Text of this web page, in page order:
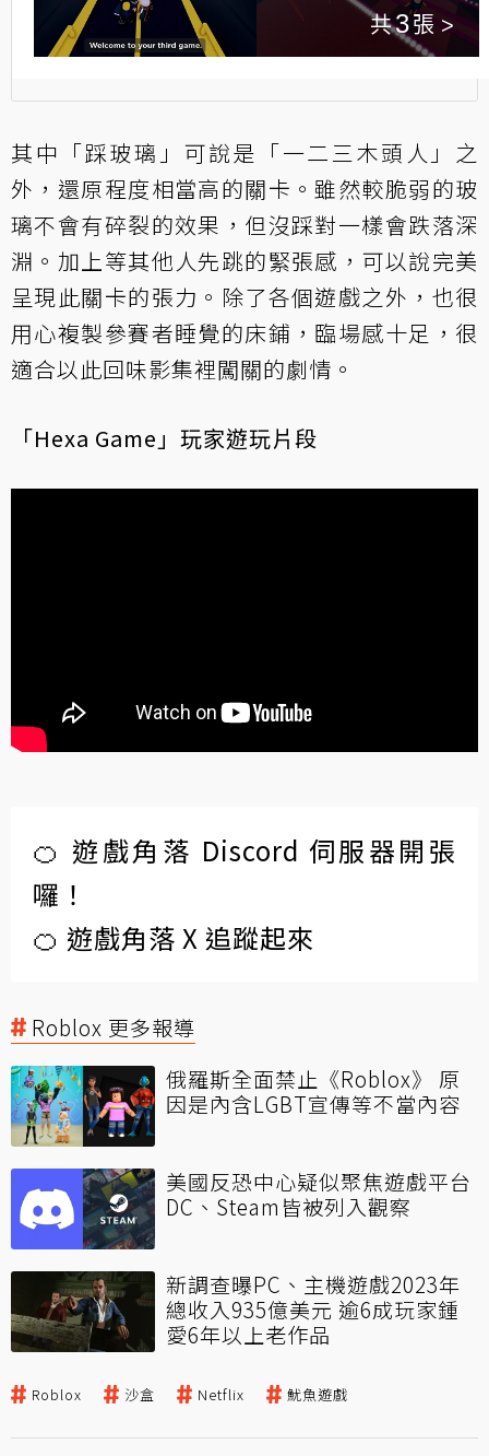
3
其中「踩玻璃」可說是「一二三木頭人」之
外，還原程度相當高的關卡。雖然較脆弱的玻
璃不會有碎裂的效果，但沒踩對一樣會跌落深
淵。加上等其他人先跳的緊張感，可以說完美
呈現此關卡的張力。除了各個遊戲之外，也很
用心複製參賽者睡覺的床鋪，臨場感十足，很
適合以此回味影集裡闖關的劇情。
「Hexa Game」玩家遊玩片段
🍊 遊戲角落 Discord 伺服器開張
囉！
🍊 遊戲角落 X 追蹤起來
Roblox 更多報導
俄羅斯全面禁止《Roblox》 原
因是內含LGBT宣傳等不當內容
美國反恐中心疑似聚焦遊戲平台
DC、Steam皆被列入觀察
新調查曝PC、主機遊戲2023年
總收入935億美元 逾6成玩家鍾
愛6年以上老作品
Roblox 沙盒 Netflix 魷魚遊戲